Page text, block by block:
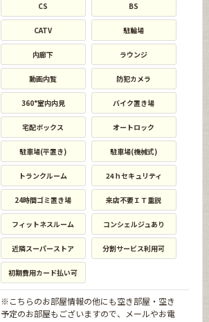
CS BS
CATV 駐輪場
内廊下 ラウンジ
動画内覧 防犯カメラ
360°室内内見 バイク置き場
宅配ボックス オートロック
駐車場(平置き) 駐車場(機械式)
トランクルーム 24ｈセキュリティ
24時間ゴミ置き場 来店不要ＩＴ重説
フィットネスルーム コンシェルジュあり
近隣スーパーストア 分割サービス利用可
初期費用カード払い可
※こちらのお部屋情報の他にも空き部屋・空き
予定のお部屋もございますので、メールやお電